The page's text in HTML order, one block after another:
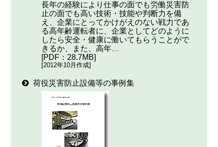
長年の経験により仕事の面でも労働災害防
止の面でも高い技術・技能や判断力を備
え、企業にとってかけがえのない戦力であ
る高年齢運転者に、企業としてどのように
したら安全・健康に働いてもらうことがで
きるか、また、高年…
[PDF：28.7MB]
[2012年10月作成]
荷役災害防止設備等の事例集